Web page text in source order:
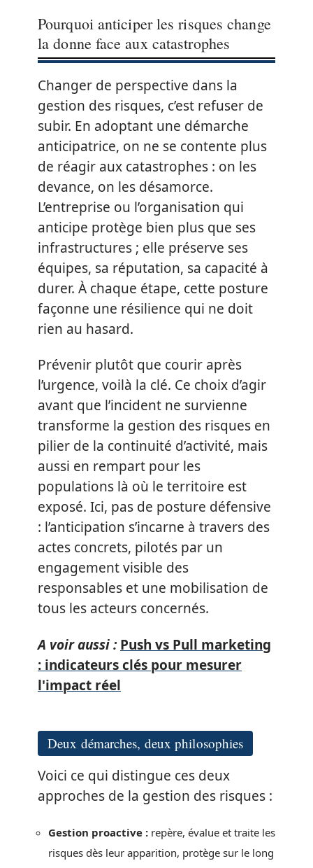
Pourquoi anticiper les risques change
la donne face aux catastrophes
Changer de perspective dans la
gestion des risques, c’est refuser de
subir. En adoptant une démarche
anticipatrice, on ne se contente plus
de réagir aux catastrophes : on les
devance, on les désamorce.
L’entreprise ou l’organisation qui
anticipe protège bien plus que ses
infrastructures ; elle préserve ses
équipes, sa réputation, sa capacité à
durer. À chaque étape, cette posture
façonne une résilience qui ne doit
rien au hasard.
Prévenir plutôt que courir après
l’urgence, voilà la clé. Ce choix d’agir
avant que l’incident ne survienne
transforme la gestion des risques en
pilier de la continuité d’activité, mais
aussi en rempart pour les
populations là où le territoire est
exposé. Ici, pas de posture défensive
: l’anticipation s’incarne à travers des
actes concrets, pilotés par un
engagement visible des
responsables et une mobilisation de
tous les acteurs concernés.
A voir aussi : Push vs Pull marketing
: indicateurs clés pour mesurer
l'impact réel
Deux démarches, deux philosophies
Voici ce qui distingue ces deux
approches de la gestion des risques :
Gestion proactive : repère, évalue et traite les
risques dès leur apparition, protège sur le long